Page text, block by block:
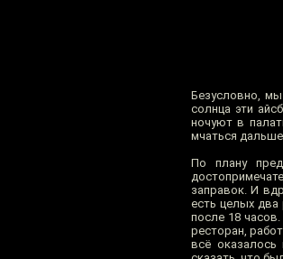
Безусловно,
солнца эти
ночуют в
мчаться
По плану
заправок. И
есть целых два
после 18
ресторан,
всё оказалось